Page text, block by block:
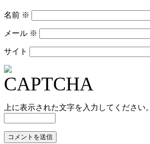
名前 ※
メール ※
サイト
上に表示された文字を入力してください。